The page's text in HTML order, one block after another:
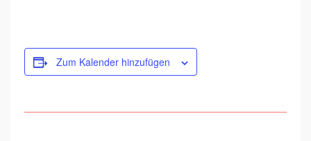
I
C
Zum Kalender hinzufügen